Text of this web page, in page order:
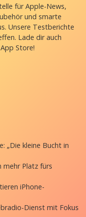
für Apple-News,
und smarte
Unsere Testberichte
Lade dir auch
Store!
„Die kleine Bucht in
mehr Platz fürs
iPhone-
Dienst mit Fokus